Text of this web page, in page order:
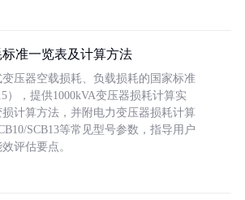
准一览表及计算方法
压器空载损耗、负载损耗的国家标准
），提供1000kVA变压器损耗计算实
计算方法，并附电力变压器损耗计算
SCB13等常见型号参数，指导用户
评估要点。